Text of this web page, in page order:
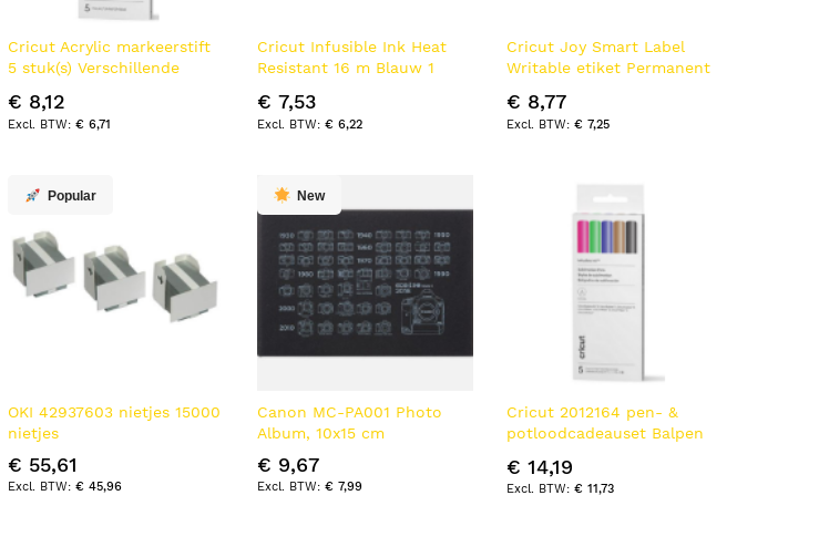
Cricut Acrylic markeerstift
5 stuk(s) Verschillende
€ 8,12
€ 6,71
Cricut Infusible Ink Heat
Resistant 16 m Blauw 1
€ 7,53
€ 6,22
Cricut Joy Smart Label
Writable etiket Permanent
€ 8,77
€ 7,25
Popular
OKI 42937603 nietjes 15000
nietjes
€ 55,61
€ 45,96
New
Canon MC-PA001 Photo
Album, 10x15 cm
€ 9,67
€ 7,99
Cricut 2012164 pen- &
potloodcadeauset Balpen
€ 14,19
€ 11,73